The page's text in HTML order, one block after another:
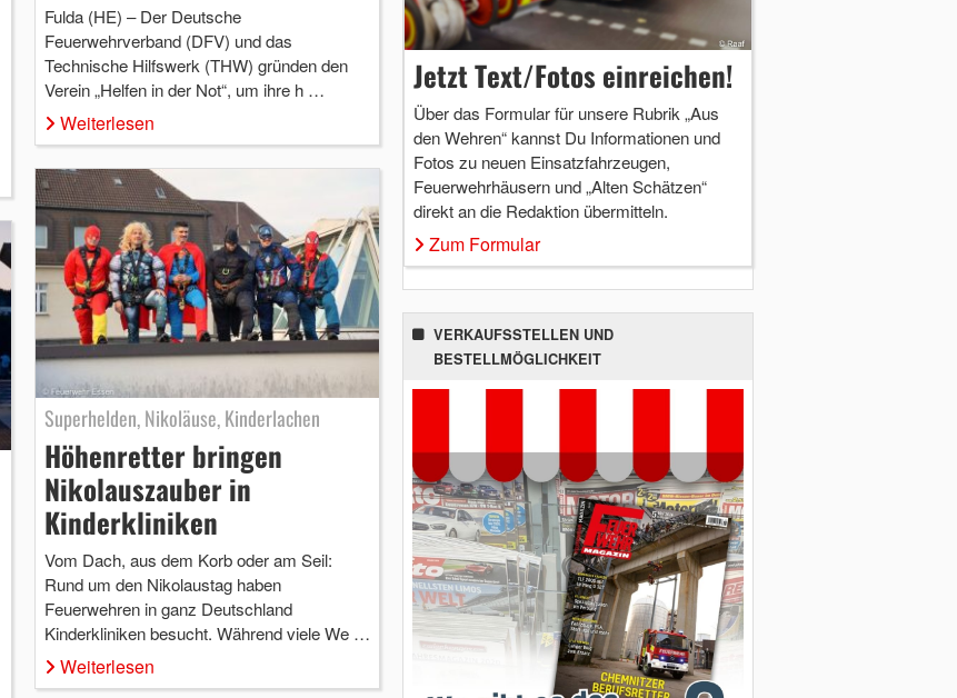
Fulda (HE) – Der Deutsche
Feuerwehrverband (DFV) und das
Technische Hilfswerk (THW) gründen den
Verein „Helfen in der Not“, um ihre h …
Weiterlesen
Superhelden, Nikoläuse, Kinderlachen
Höhenretter bringen
Nikolauszauber in
Kinderkliniken
Vom Dach, aus dem Korb oder am Seil:
Rund um den Nikolaustag haben
Feuerwehren in ganz Deutschland
Kinderkliniken besucht. Während viele We …
Weiterlesen
Jetzt Text/Fotos einreichen!
Über das Formular für unsere Rubrik „Aus
den Wehren“ kannst Du Informationen und
Fotos zu neuen Einsatzfahrzeugen,
Feuerwehrhäusern und „Alten Schätzen“
direkt an die Redaktion übermitteln.
Zum Formular
VERKAUFSSTELLEN UND
BESTELLMÖGLICHKEIT